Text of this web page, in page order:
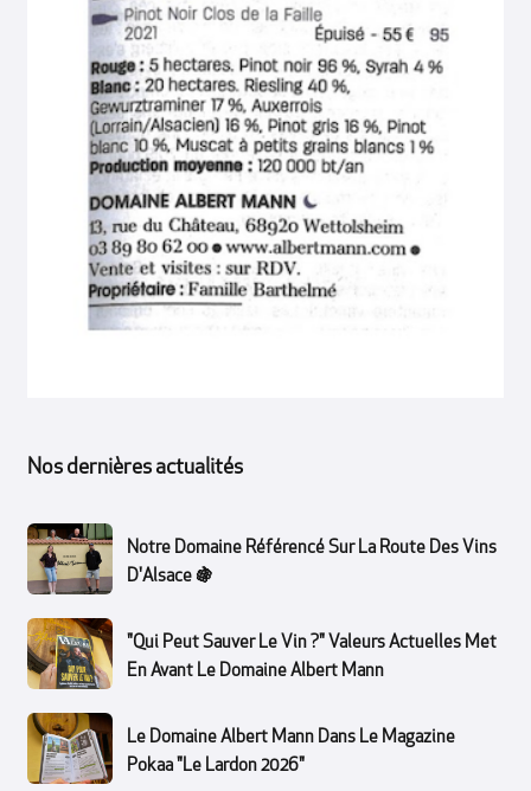
Nos dernières actualités
Notre Domaine Référencé Sur La Route Des Vins
D'Alsace 🍇
"Qui Peut Sauver Le Vin ?" Valeurs Actuelles Met
En Avant Le Domaine Albert Mann
Le Domaine Albert Mann Dans Le Magazine
Pokaa "Le Lardon 2026"